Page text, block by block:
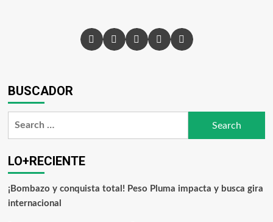
BUSCADOR
LO+RECIENTE
¡Bombazo y conquista total! Peso Pluma impacta y busca gira
internacional